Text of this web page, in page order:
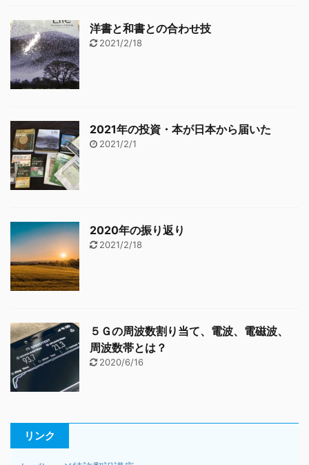
洋書と和書との合わせ技
2021/2/18
2021年の投資・本が日本から届いた
2021/2/1
2020年の振り返り
2021/2/18
５Ｇの周波数割り当て、電波、電磁波、
周波数帯とは？
2020/6/16
リンク